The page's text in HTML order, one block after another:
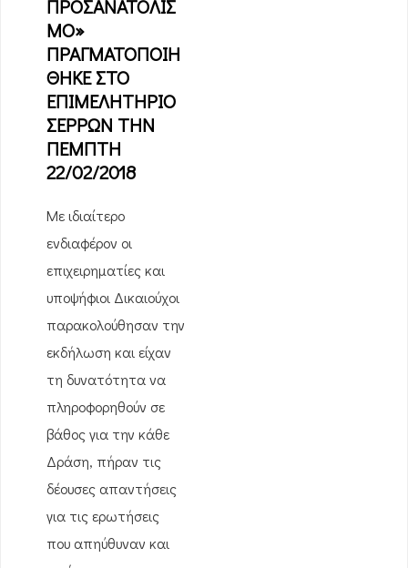
ΠΡΟΣΑΝΑΤΟΛΙΣ
ΜΟ»
ΠΡΑΓΜΑΤΟΠΟΙΗ
ΘΗΚΕ ΣΤΟ
ΕΠΙΜΕΛΗΤΗΡΙΟ
ΣΕΡΡΩΝ ΤΗΝ
ΠΕΜΠΤΗ
22/02/2018
Με ιδιαίτερο
ενδιαφέρον οι
επιχειρηματίες και
υποψήφιοι Δικαιούχοι
παρακολούθησαν την
εκδήλωση και είχαν
τη δυνατότητα να
πληροφορηθούν σε
βάθος για την κάθε
Δράση, πήραν τις
δέουσες απαντήσεις
για τις ερωτήσεις
που απηύθυναν και